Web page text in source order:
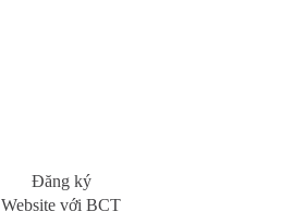
Đăng ký
Website với BCT